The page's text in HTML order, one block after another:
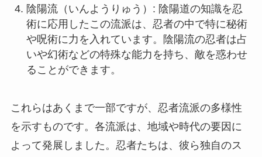
陰陽流（いんようりゅう）: 陰陽道の知識を忍
術に応用したこの流派は、忍者の中で特に秘術
や呪術に力を入れています。陰陽流の忍者は占
いや幻術などの特殊な能力を持ち、敵を惑わせ
ることができます。
これらはあくまで一部ですが、忍者流派の多様性
を示すものです。各流派は、地域や時代の要因に
よって発展しました。忍者たちは、彼ら独自のス